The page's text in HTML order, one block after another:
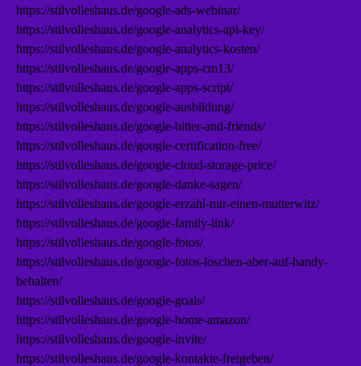
https://stilvolleshaus.de/google-ads-webinar/
https://stilvolleshaus.de/google-analytics-api-key/
https://stilvolleshaus.de/google-analytics-kosten/
https://stilvolleshaus.de/google-apps-cm13/
https://stilvolleshaus.de/google-apps-script/
https://stilvolleshaus.de/google-ausbildung/
https://stilvolleshaus.de/google-bitter-and-friends/
https://stilvolleshaus.de/google-certification-free/
https://stilvolleshaus.de/google-cloud-storage-price/
https://stilvolleshaus.de/google-danke-sagen/
https://stilvolleshaus.de/google-erzahl-mir-einen-mutterwitz/
https://stilvolleshaus.de/google-family-link/
https://stilvolleshaus.de/google-fotos/
https://stilvolleshaus.de/google-fotos-loschen-aber-auf-handy-
behalten/
https://stilvolleshaus.de/google-goals/
https://stilvolleshaus.de/google-home-amazon/
https://stilvolleshaus.de/google-invite/
https://stilvolleshaus.de/google-kontakte-freigeben/